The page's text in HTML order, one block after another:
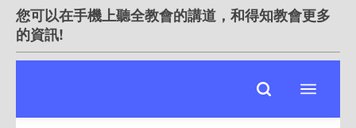
您可以在手機上聽全教會的講道，和得知教會更多
的資訊!